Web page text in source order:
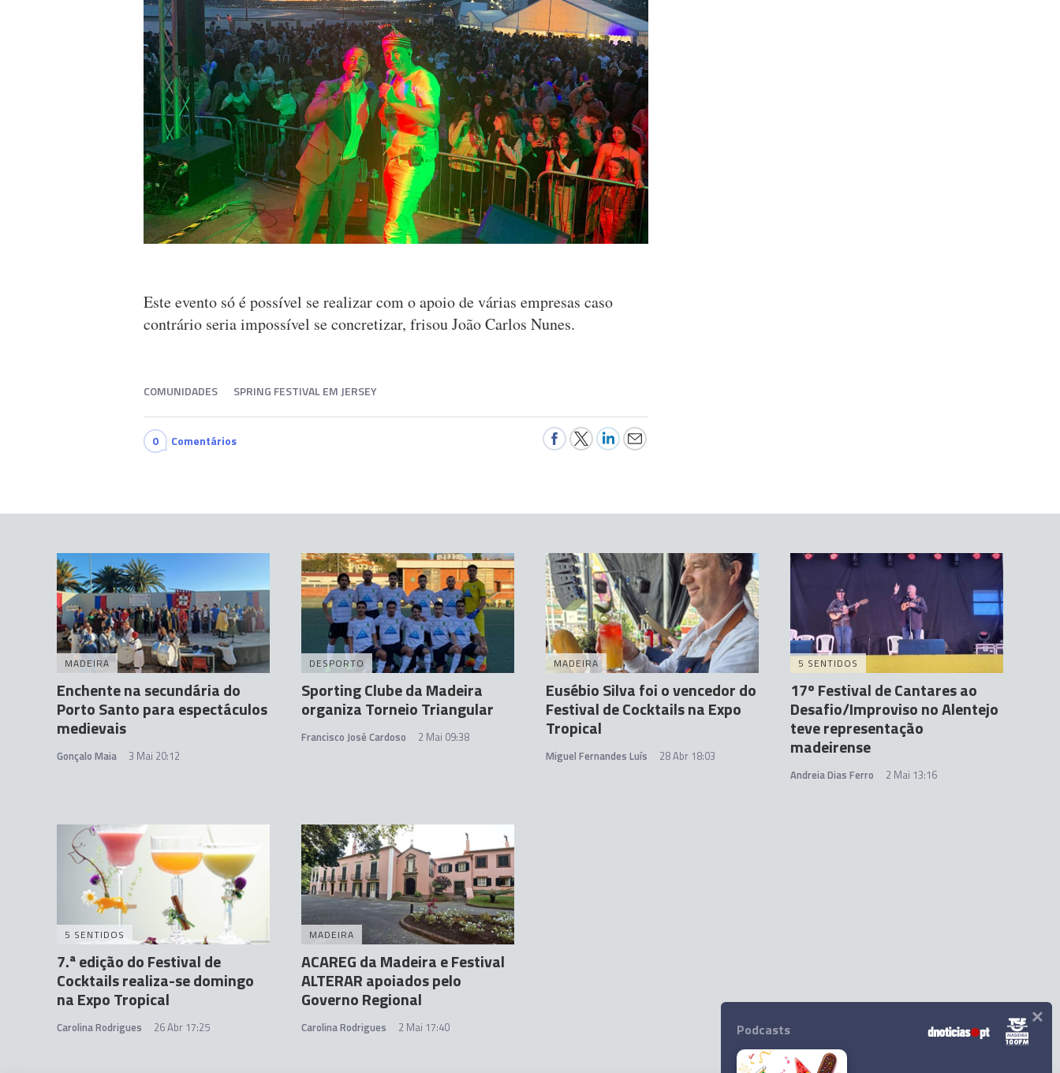
Este evento só é possível se realizar com o apoio de várias empresas caso
contrário seria impossível se concretizar, frisou João Carlos Nunes.
COMUNIDADES SPRING FESTIVAL EM JERSEY
0 Comentários
MADEIRA
Enchente na secundária do
Porto Santo para espectáculos
medievais
Gonçalo Maia 3 Mai 20:12
DESPORTO
Sporting Clube da Madeira
organiza Torneio Triangular
Francisco José Cardoso 2 Mai 09:38
MADEIRA
Eusébio Silva foi o vencedor do
Festival de Cocktails na Expo
Tropical
Miguel Fernandes Luís 28 Abr 18:03
5 SENTIDOS
17º Festival de Cantares ao
Desafio/Improviso no Alentejo
teve representação
madeirense
Andreia Dias Ferro 2 Mai 13:16
5 SENTIDOS
7.ª edição do Festival de
Cocktails realiza-se domingo
na Expo Tropical
Carolina Rodrigues 26 Abr 17:25
MADEIRA
ACAREG da Madeira e Festival
ALTERAR apoiados pelo
Governo Regional
Carolina Rodrigues 2 Mai 17:40 Podcasts ×